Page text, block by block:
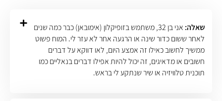
שאלה:
אני בן 32, משתמש בזופיקלון (אימובאן) כבר כמה שנים
לאחר ששום כדור שינה או הרגעה אחר לא עזר לי. המוח פשוט
ממשיך לחשוב כאילו זה אמצע היום, לאו דווקא על דברים
חשובים או מדאיגים, זה יכול להיות אפילו דברים בנאליים כמו
תוכנית טלוויזיה או שיר שנתקע לי בראש.